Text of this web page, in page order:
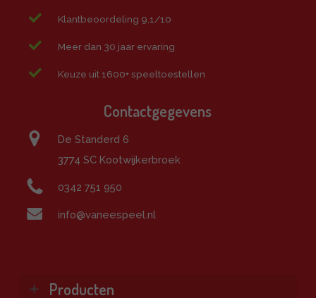
Klantbeoordeling 9,1/10
Meer dan 30 jaar ervaring
Keuze uit 1600+ speeltoestellen
Contactgegevens
De Standerd 6
3774 SC Kootwijkerbroek
0342 751 950
info@vaneespeel.nl
Producten